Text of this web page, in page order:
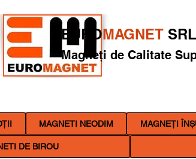
EUROMAGNET SRL
Magneți de Calitate
MAGNETI NEODIM MAGNEȚI
DE BIROU